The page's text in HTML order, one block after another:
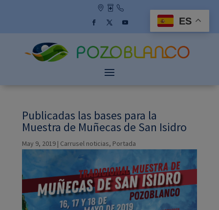
Publicadas las bases para la
Muestra de Muñecas de San Isidro
May 9, 2019| Carrusel noticias, Portada
ES